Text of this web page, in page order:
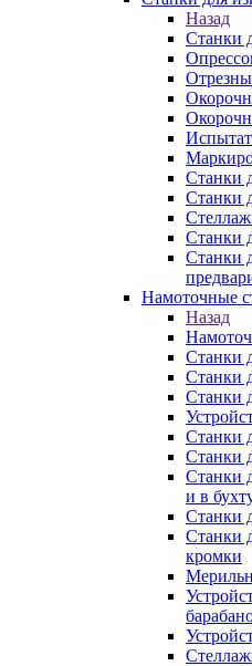
Назад
Станки
Станки
Станки
Станки
Станки
Намоточные
Назад
Станки
Станки
Станки
Станки
Станки
Станки
и в
Станки
Станки
кромки